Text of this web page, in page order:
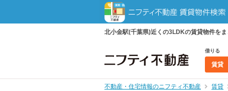
北小金駅(千葉県)近くの3LDKの賃貸物件を
借りる
賃貸
不動産・住宅情報のニフティ不動産 賃貸